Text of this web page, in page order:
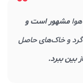
مشهور است و
گرد و خاک‌های حاصل
بین ببرد.